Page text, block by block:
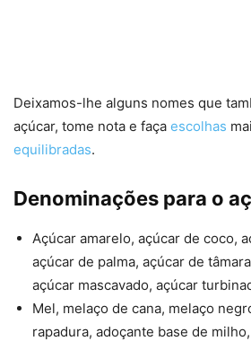
Deixamos-lhe alguns nomes que
açúcar, tome nota e faça escolhas
equilibradas.
Denominações para o
Açúcar amarelo, açúcar de coco,
açúcar de palma, açúcar de
açúcar mascavado, açúcar
Mel, melaço de cana, melaço
rapadura, adoçante base de